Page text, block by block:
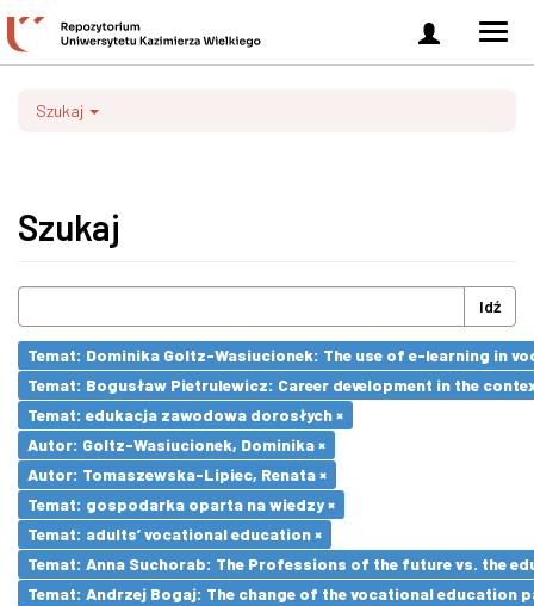
Zaloguj
się
Szukaj
Szukaj
Idź
Temat: Dominika Goltz-Wasiucionek: The use of e-learning in
Temat: Bogusław Pietrulewicz: Career development in the
Temat: edukacja zawodowa dorosłych ×
Autor: Goltz-Wasiucionek, Dominika ×
Autor: Tomaszewska-Lipiec, Renata ×
Temat: gospodarka oparta na wiedzy ×
Temat: adults’ vocational education ×
Temat: Anna Suchorab: The Professions of the future vs. the
Temat: Andrzej Bogaj: The change of the vocational education